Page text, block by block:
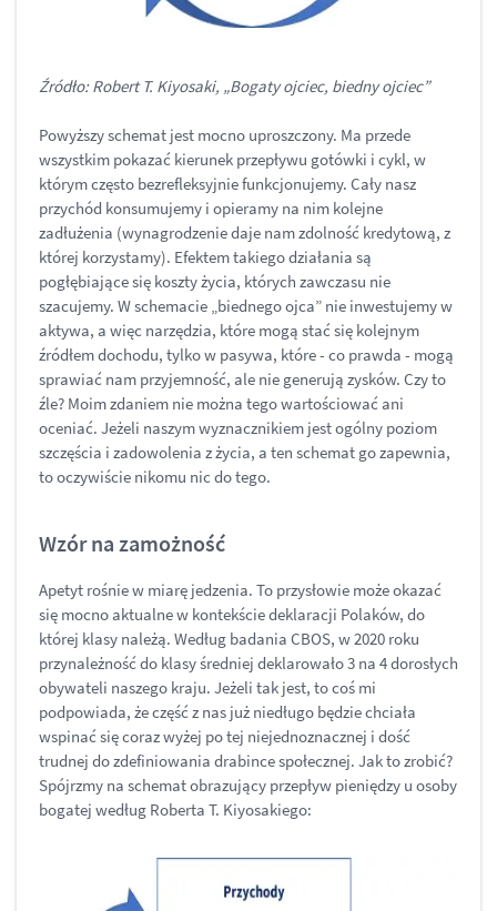
Źródło: Robert T. Kiyosaki, „Bogaty ojciec, biedny ojciec”
Powyższy schemat jest mocno uproszczony. Ma przede
wszystkim pokazać kierunek przepływu gotówki i cykl, w
którym często bezrefleksyjnie funkcjonujemy. Cały nasz
przychód konsumujemy i opieramy na nim kolejne
zadłużenia (wynagrodzenie daje nam zdolność kredytową, z
której korzystamy). Efektem takiego działania są
pogłębiające się koszty życia, których zawczasu nie
szacujemy. W schemacie „biednego ojca” nie inwestujemy w
aktywa, a więc narzędzia, które mogą stać się kolejnym
źródłem dochodu, tylko w pasywa, które - co prawda - mogą
sprawiać nam przyjemność, ale nie generują zysków. Czy to
źle? Moim zdaniem nie można tego wartościować ani
oceniać. Jeżeli naszym wyznacznikiem jest ogólny poziom
szczęścia i zadowolenia z życia, a ten schemat go zapewnia,
to oczywiście nikomu nic do tego.
Wzór na zamożność
Apetyt rośnie w miarę jedzenia. To przysłowie może okazać
się mocno aktualne w kontekście deklaracji Polaków, do
której klasy należą. Według badania CBOS, w 2020 roku
przynależność do klasy średniej deklarowało 3 na 4 dorosłych
obywateli naszego kraju. Jeżeli tak jest, to coś mi
podpowiada, że część z nas już niedługo będzie chciała
wspinać się coraz wyżej po tej niejednoznacznej i dość
trudnej do zdefiniowania drabince społecznej. Jak to zrobić?
Spójrzmy na schemat obrazujący przepływ pieniędzy u osoby
bogatej według Roberta T. Kiyosakiego: